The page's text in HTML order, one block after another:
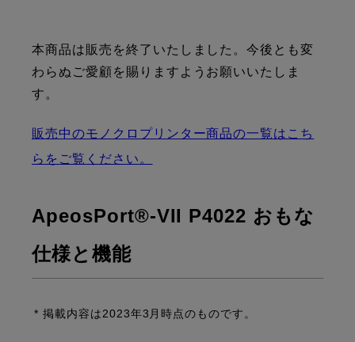
本商品は販売を終了いたしました。今後とも変
わらぬご愛顧を賜りますようお願いいたしま
す。
販売中のモノクロプリンター商品の一覧はこち
らをご覧ください。
ApeosPort®-VII P4022 おもな
仕様と機能
* 掲載内容は2023年3月時点のものです。